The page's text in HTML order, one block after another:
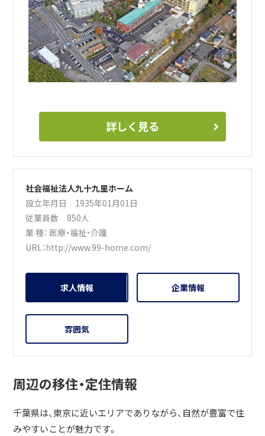
詳しく見る
社会福祉法人九十九里ホーム
設立年月日 1935年01月01日
従業員数 850人
業 種： 医療・福祉・介護
URL：http://www.99-home.com/
求人情報 企業情報
雰囲気
周辺の移住・定住情報
千葉県は、東京に近いエリアでありながら、自然が豊富で住
みやすいことが魅力です。